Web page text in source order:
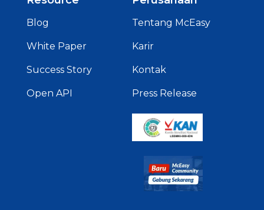
Blog
White Paper
Success Story
Open API
Tentang McEasy
Karir
Kontak
Press Release